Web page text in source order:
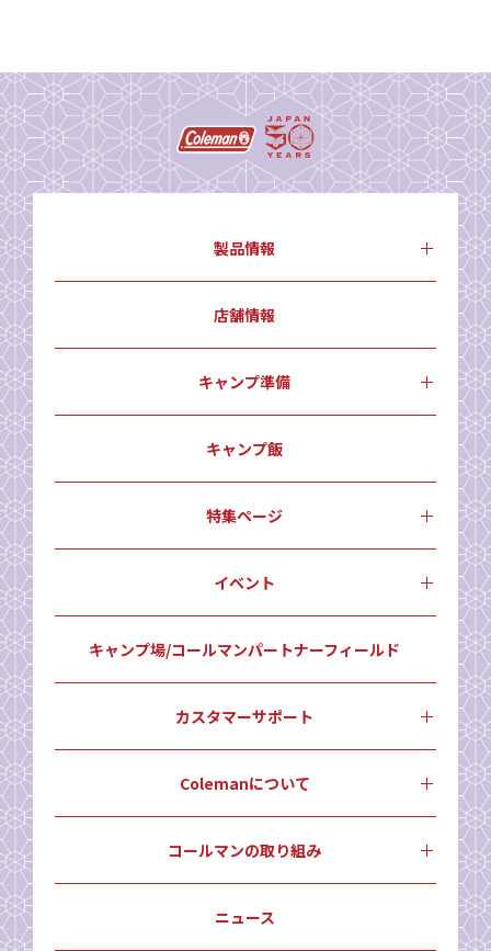
製品情報
店舗情報
キャンプ準備
キャンプ飯
特集ページ
イベント
キャンプ場/コールマンパートナーフィールド
カスタマーサポート
Colemanについて
コールマンの取り組み
ニュース